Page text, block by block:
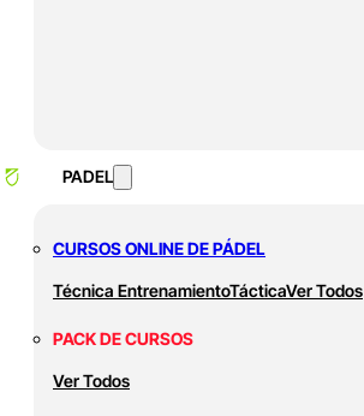
PADEL
CURSOS ONLINE DE PÁDEL
Técnica EntrenamientoTácticaVer Todos
PACK DE CURSOS
Ver Todos